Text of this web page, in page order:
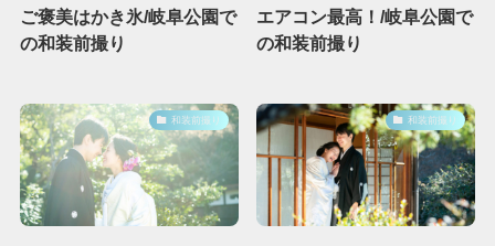
ご褒美はかき氷/岐阜公園で
の和装前撮り
エアコン最高！/岐阜公園で
の和装前撮り
和装前撮り 和装前撮り